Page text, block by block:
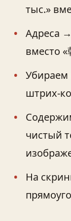
тыс.»
Адреса
вместо
чистый
На